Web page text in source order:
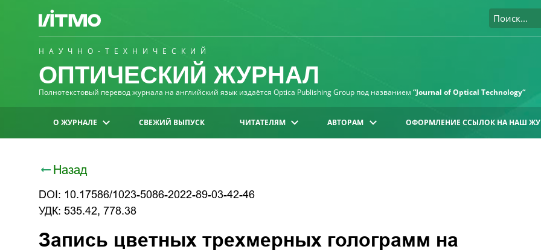
НАУЧНО-ТЕХНИЧЕСКИЙ
ОПТИЧЕСКИЙ ЖУРНАЛ
Полнотекстовый перевод журнала на английский язык издаётся Optica Publishing Group под названием “Journal of Optical Technology“
О ЖУРНАЛЕ СВЕЖИЙ ВЫПУСК ЧИТАТЕЛЯМ АВТОРАМ ОФОРМЛЕНИЕ ССЫЛОК НА НАШ
Назад
DOI: 10.17586/1023-5086-2022-89-03-42-46
УДК: 535.42, 778.38
Запись цветных трехмерных голограмм на